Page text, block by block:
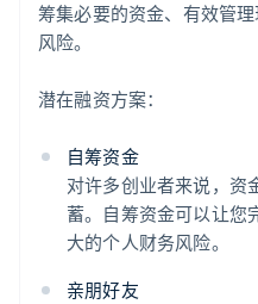
筹集必要的资金、有效管
风险。
潜在融资方案：
自筹资金
对许多创业者来说，资
蓄。自筹资金可以让您
大的个人财务风险。
亲朋好友